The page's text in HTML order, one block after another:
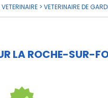
> VETERINAIRE DE
LA ROCHE-SUR-